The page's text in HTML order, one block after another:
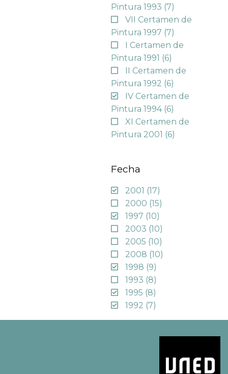
Pintura 1993 (7)
VII Certamen de
Pintura 1997 (7)
I Certamen de
Pintura 1991 (6)
II Certamen de
Pintura 1992 (6)
IV Certamen de
Pintura 1994 (6)
XI Certamen de
Pintura 2001 (6)
Fecha
2001 (17)
2000 (15)
1997 (10)
2003 (10)
2005 (10)
2008 (10)
1998 (9)
1993 (8)
1995 (8)
1992 (7)